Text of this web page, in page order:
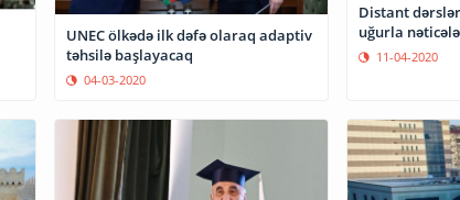
UNEC ölkədə ilk dəfə olaraq adaptiv
təhsilə başlayacaq
04-03-2020
Distant
uğurla
11-04-2020